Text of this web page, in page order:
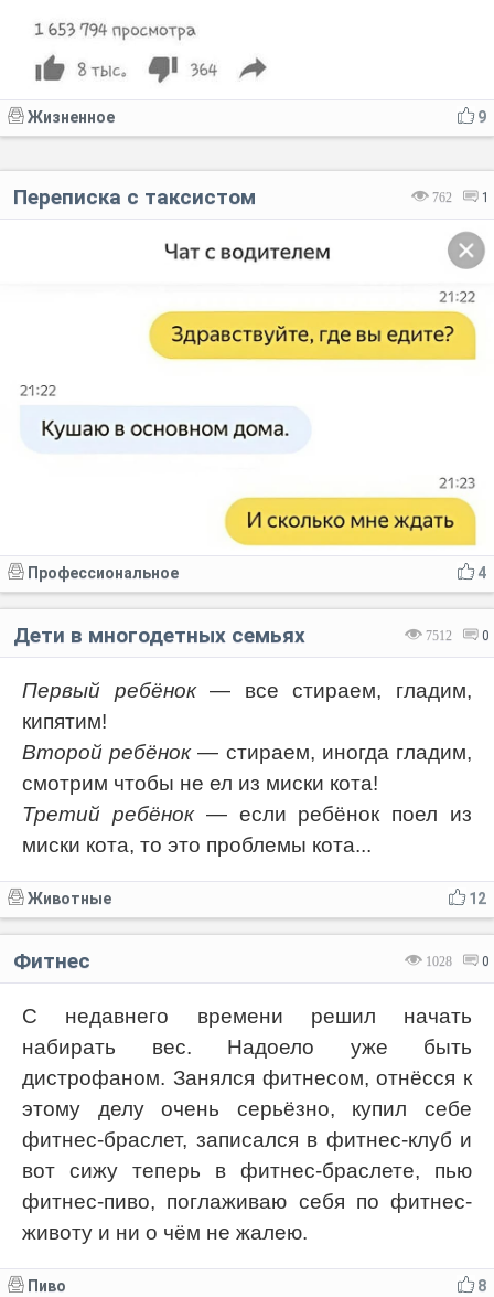
9
Жизненное
762 1
Переписка с таксистом
4
Профессиональное
7512 0
Дети в многодетных семьях
Первый ребёнок— все стираем, гладим,
кипятим!
Второй ребёнок— стираем, иногда гладим,
смотрим чтобы не ел из миски кота!
Третий ребёнок— если ребёнок поел из
миски кота, то это проблемы кота...
12
Животные
1028 0
Фитнес
С недавнего времени решил начать
набирать вес. Надоело уже быть
дистрофаном. Занялся фитнесом, отнёсся к
этому делу очень серьёзно, купил себе
фитнес-браслет, записался в фитнес-клуб и
вот сижу теперь в фитнес-браслете, пью
фитнес-пиво, поглаживаю себя по фитнес-
животу и ни о чём не жалею.
8
Пиво